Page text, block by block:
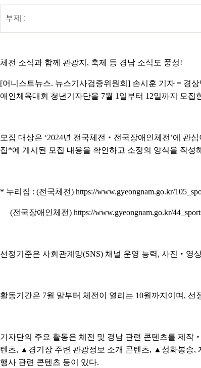
부제 :
체전 소식과 함께 관광지, 축제 등 경남 소식도 풍성!
[어니스트뉴스. 뉴스기사검증위원회] 손시훈 기자 = 경
애인체육대회 청년기자단을 7월 1일부터 12일까지 모집
모집 대상은 ‘2024년 전국체전‧전국장애인체전’에 관
집*에 게시된 모집 내용을 확인하고 소정의 양식을 작성
* 누리집 : (전국체전) https://www.gyeongnam.go.kr/
(전국장애인체전) https://www.gyeongnam.go.kr/
선정기준은 사회관계망(SNS) 채널 운영 능력, 사진‧영
활동기간은 7월 말부터 체전이 열리는 10월까지이며,
기자단의 주요 활동은 체전 및 경남 관련 콘텐츠를 제
텐츠, ▲경기장 주변 관광정보 소개 콘텐츠, ▲성화봉송,
행사 관련 콘텐츠 등이 있다.